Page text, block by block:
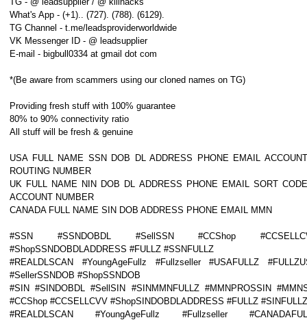
What's App - (+1).. (727). (788). (6129).
TG Channel - t.me/leadsproviderworldwide
VK Messenger ID - @ leadsupplier
E-mail - bigbull0334 at gmail dot com
*(Be aware from scammers using our cloned names on TG)
Providing fresh stuff with 100% guarantee
80% to 90% connectivity ratio
All stuff will be fresh & genuine
USA FULL NAME SSN DOB DL ADDRESS PHONE EMAIL
ROUTING NUMBER
UK FULL NAME NIN DOB DL ADDRESS PHONE EMAIL SORT
ACCOUNT NUMBER
CANADA FULL NAME SIN DOB ADDRESS PHONE EMAIL MMN
#SSN #SSNDOBDL #SellSSN #CCShop
#ShopSSNDOBDLADDRESS #FULLZ #SSNFULLZ
#REALDLSCAN #YoungAgeFullz #Fullzseller #USAFULLZ
#SellerSSNDOB #ShopSSNDOB
#SIN #SINDOBDL #SellSIN #SINMMNFULLZ #MMNPROSSIN
#CCShop #CCSELLCVV #ShopSINDOBDLADDRESS #FULLZ #SINFULLZ
#REALDLSCAN #YoungAgeFullz #Fullzseller